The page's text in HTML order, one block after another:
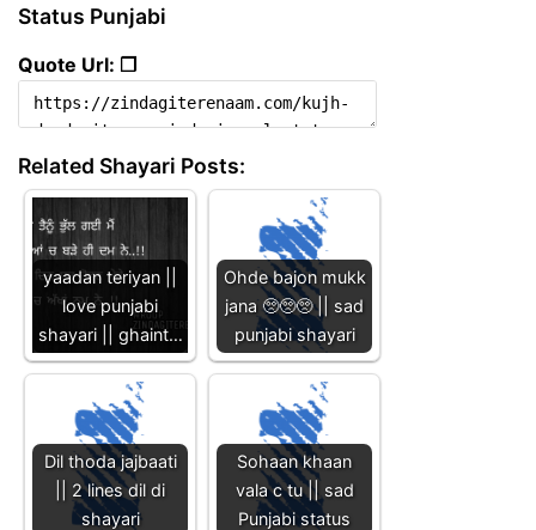
Status Punjabi
Quote Url: ❐
Related Shayari Posts:
yaadan teriyan ||
love punjabi
shayari || ghaint…
Ohde bajon mukk
jana 🥺🥺🥺 || sad
punjabi shayari
Dil thoda jajbaati
|| 2 lines dil di
shayari
Sohaan khaan
vala c tu || sad
Punjabi status